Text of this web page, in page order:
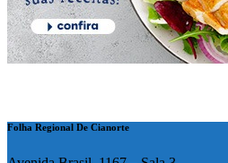
Folha Regional De Cianorte